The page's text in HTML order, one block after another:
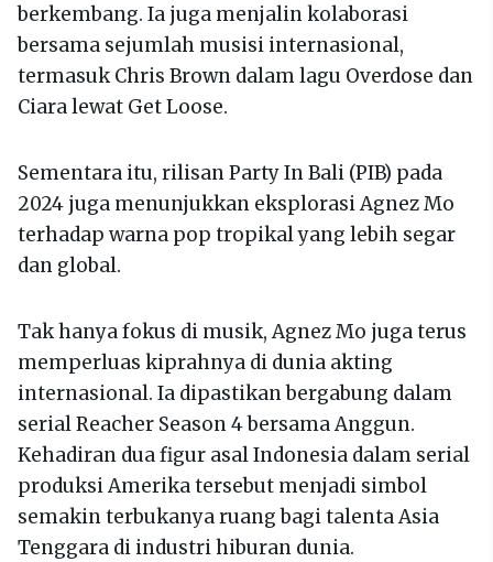
berkembang. Ia juga menjalin kolaborasi
bersama sejumlah musisi internasional,
termasuk Chris Brown dalam lagu Overdose dan
Ciara lewat Get Loose.
Sementara itu, rilisan Party In Bali (PIB) pada
2024 juga menunjukkan eksplorasi Agnez Mo
terhadap warna pop tropikal yang lebih segar
dan global.
Tak hanya fokus di musik, Agnez Mo juga terus
memperluas kiprahnya di dunia akting
internasional. Ia dipastikan bergabung dalam
serial Reacher Season 4 bersama Anggun.
Kehadiran dua figur asal Indonesia dalam serial
produksi Amerika tersebut menjadi simbol
semakin terbukanya ruang bagi talenta Asia
Tenggara di industri hiburan dunia.